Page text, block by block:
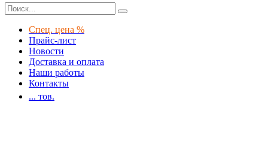
Спец. цена %
Прайс-лист
Новости
Доставка и оплата
Наши работы
Контакты
... тов.